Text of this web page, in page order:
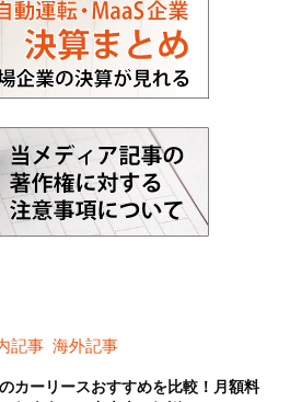
記事 海外記事
カーリースおすすめを比較！月額料